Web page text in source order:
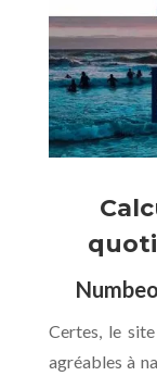
Certes, le
agréables à